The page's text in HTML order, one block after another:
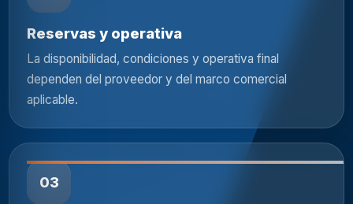
Reservas y operativa
La disponibilidad, condiciones y operativa final
dependen del proveedor y del marco comercial
aplicable.
03